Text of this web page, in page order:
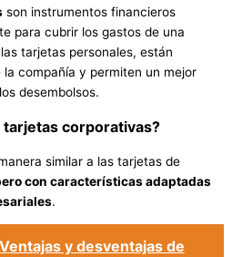
son instrumentos financieros
para cubrir los gastos de una
tarjetas personales, están
compañía y permiten un mejor
desembolsos.
corporativas?
similar a las tarjetas de
con características adaptadas
.
Ventajas y desventajas de